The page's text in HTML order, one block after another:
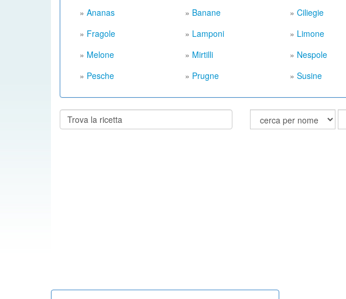
» Ananas » Banane » Ciliegie
» Fragole » Lamponi » Limone
» Melone » Mirtilli » Nespole
» Pesche » Prugne » Susine
Cerca